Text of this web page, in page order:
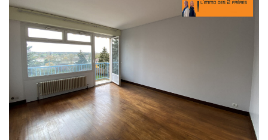
L'Agence Chatelet, l'immo des deux frères vous propose à la vente un bel
appartement lumineux de 67,77 m² au 3ème étage avec ascenseur.